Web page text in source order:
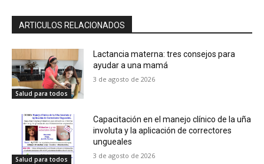
ARTICULOS RELACIONADOS
Salud para todos
Lactancia materna: tres consejos para
ayudar a una mamá
3 de agosto de 2026
Salud para todos
Capacitación en el manejo clínico de la uña
involuta y la aplicación de correctores
ungueales
3 de agosto de 2026